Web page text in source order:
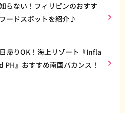
らない！フィリピンのおすす
ードスポットを紹介♪
帰りOK！海上リゾート『Infla
』おすすめ南国バカンス！